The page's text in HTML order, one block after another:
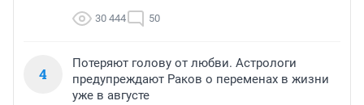
30 444 50
4
Потеряют голову от любви. Астрологи
предупреждают Раков о переменах в жизни
уже в августе